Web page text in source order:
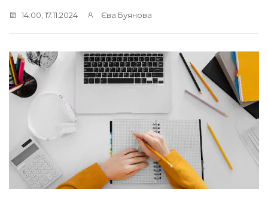
14:00, 17.11.2024 Єва Буянова